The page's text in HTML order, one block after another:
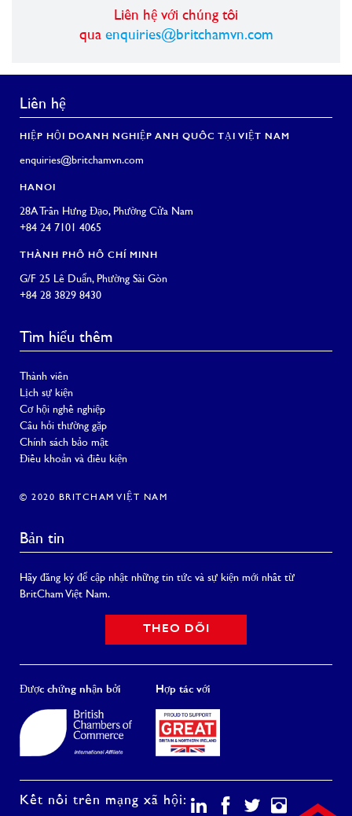
Liên hệ với chúng tôi
qua enquiries@britchamvn.com
Liên hệ
HIỆP HỘI DOANH NGHIỆP ANH QUỐC TẠI VIỆT NAM
enquiries@britchamvn.com
HANOI
28A Trần Hưng Đạo, Phường Cửa Nam
+84 24 7101 4065
THÀNH PHỐ HỒ CHÍ MINH
G/F 25 Lê Duẩn, Phường Sài Gòn
+84 28 3829 8430
Tìm hiểu thêm
Thành viên
Lịch sự kiện
Cơ hội nghề nghiệp
Câu hỏi thường gặp
Chính sách bảo mật
Điều khoản và điều kiện
© 2020 BRITCHAM VIỆT NAM
Bản tin
Hãy đăng ký để cập nhật những tin tức và sự kiện mới nhất từ
BritCham Việt Nam.
THEO DÕI
Được chứng nhận bởi Hợp tác với
Kết nối trên mạng xã hội: